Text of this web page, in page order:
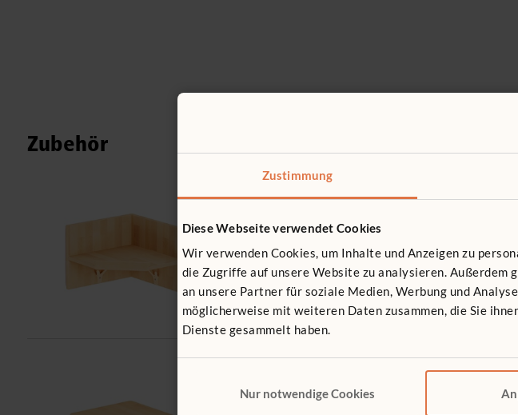
Zustimmung
Diese Webseite verwendet Cookies
Wir verwenden Cookies, um Inhalte und Anzeigen zu
die Zugriffe auf unsere Website zu analysieren.
an unsere Partner für soziale Medien, Werbung und
möglicherweise mit weiteren Daten zusammen, die Sie
Dienste gesammelt haben.
Nur notwendige Cookies
Zubehör
Ecklösung für Garderobenablage
108 €
Garderoben-Eckbank